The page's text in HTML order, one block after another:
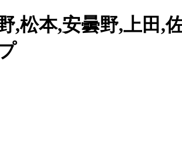
,松本,安曇野,上田,